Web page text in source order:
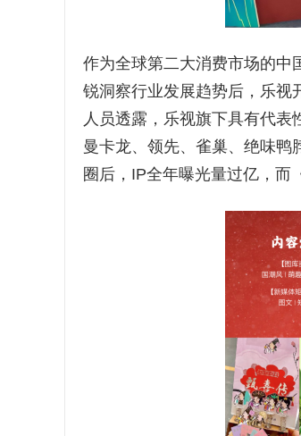
作为全球第二大消费市场的中
锐洞察行业发展趋势后，乐视
人员透露，乐视旗下具有代表
曼卡龙、领先、雀巢、绝味鸭
圈后，IP全年曝光量过亿，而